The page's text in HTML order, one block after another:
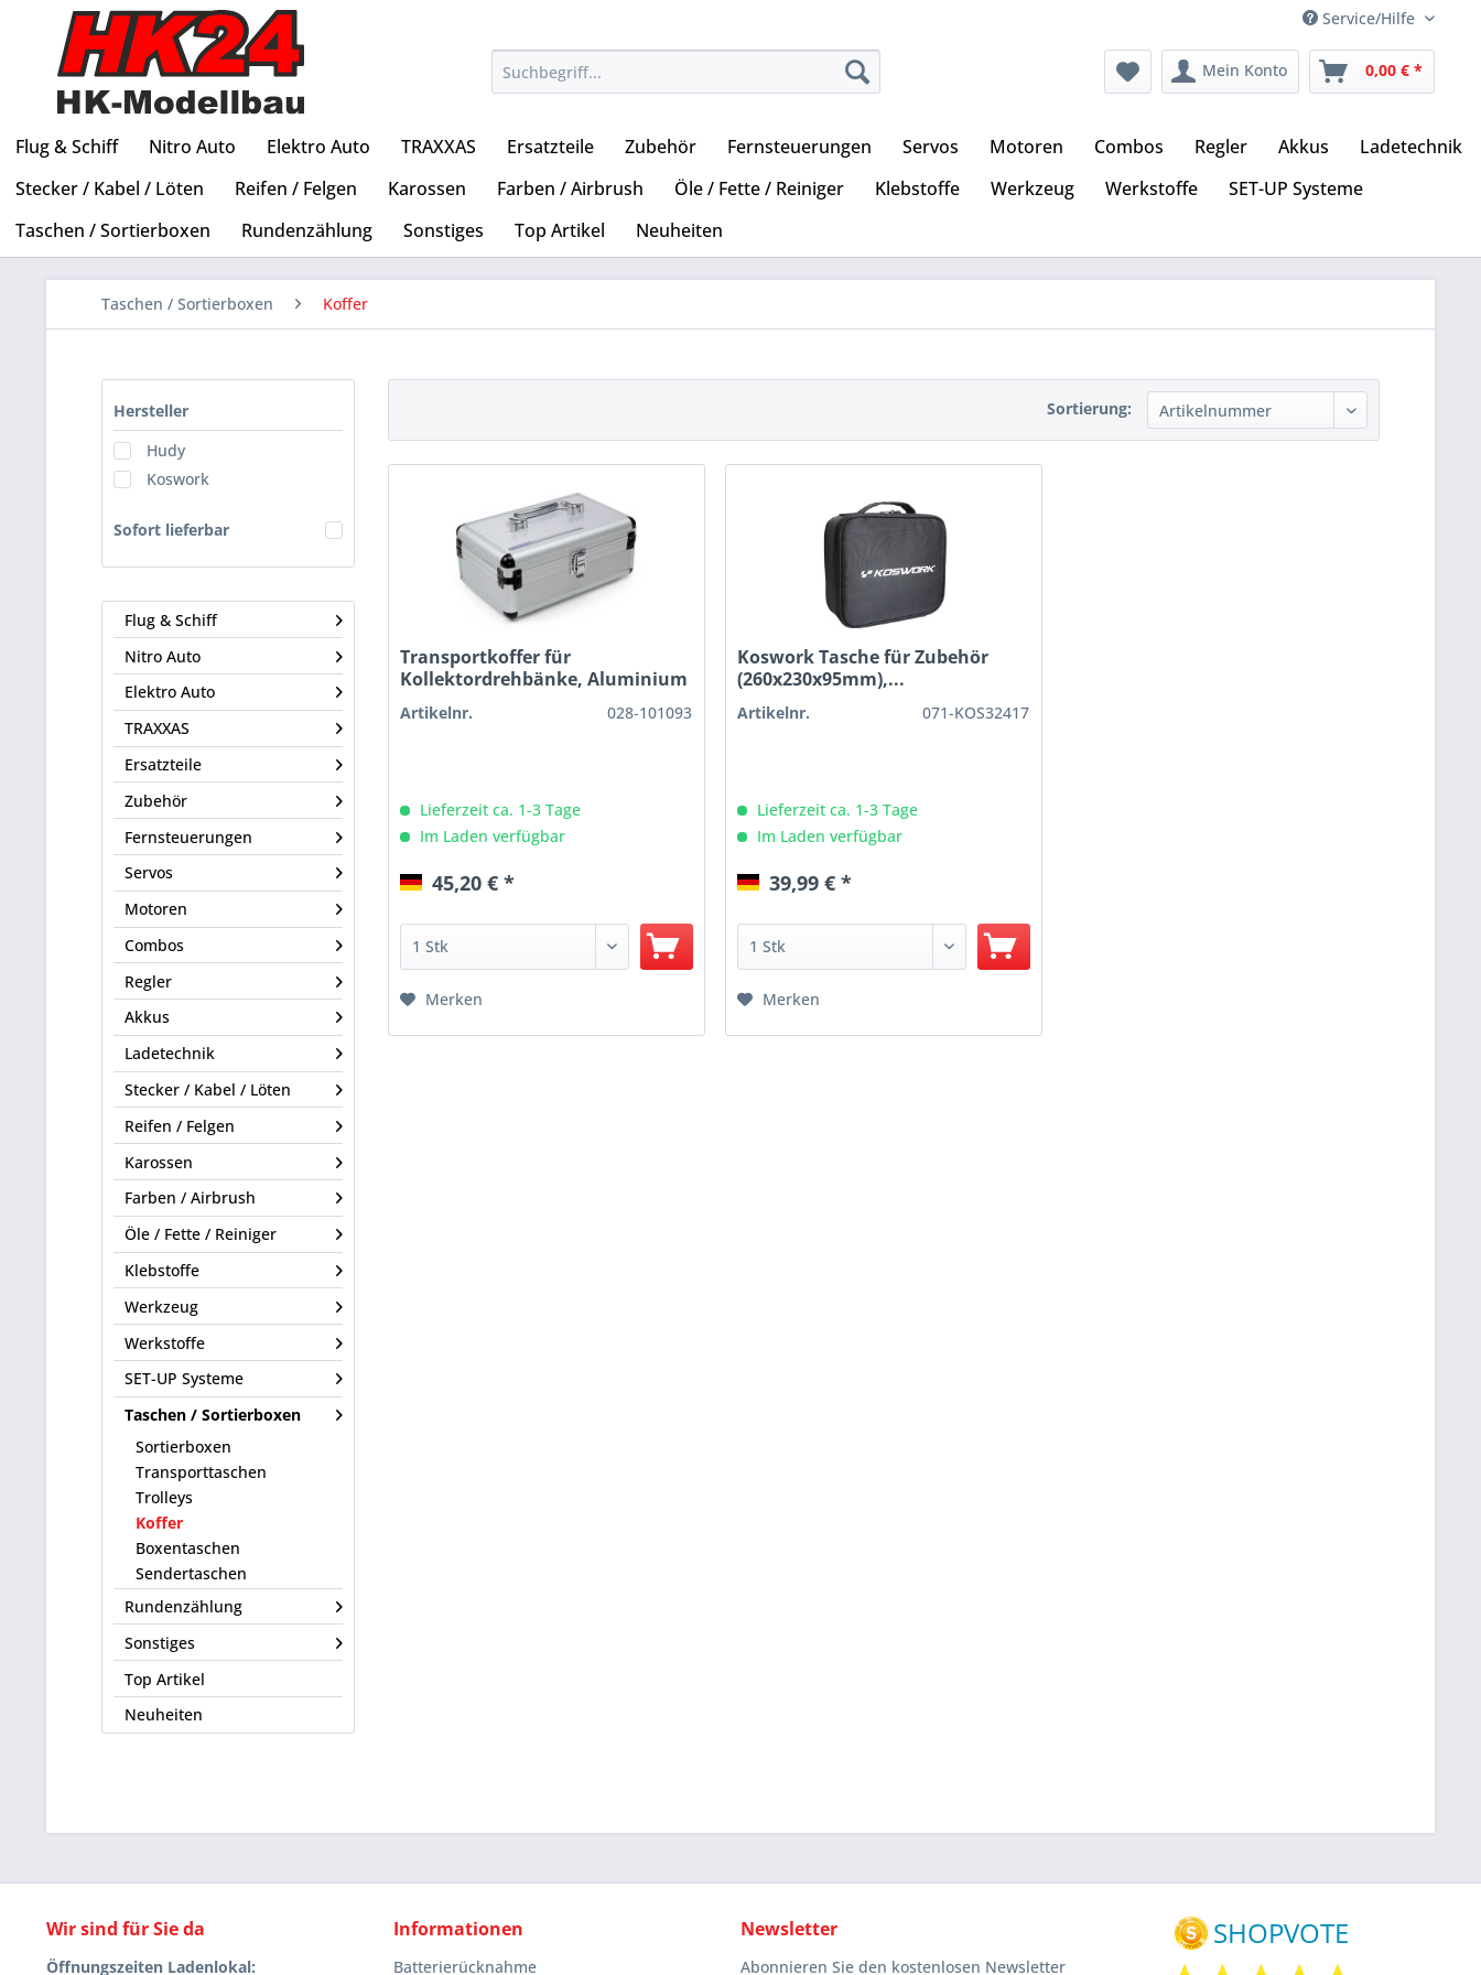
Service/Hilfe
Mein Konto 0,00 € *
Flug & Schiff Nitro Auto Elektro Auto TRAXXAS Ersatzteile Zubehör Fernsteuerungen Servos Motoren Combos Regler Akkus
Ladetechnik
Stecker / Kabel / Löten
Reifen / Felgen Karossen Farben / Airbrush Öle / Fette / Reiniger Klebstoffe Werkzeug Werkstoffe
SET-UP Systeme
Taschen / Sortierboxen
Rundenzählung Sonstiges Top Artikel Neuheiten
Taschen / Sortierboxen Koffer
Hersteller
Hudy
Koswork
Sofort lieferbar
Flug & Schiff
Nitro Auto
Elektro Auto
TRAXXAS
Ersatzteile
Zubehör
Fernsteuerungen
Servos
Motoren
Combos
Regler
Akkus
Ladetechnik
Stecker / Kabel / Löten
Reifen / Felgen
Karossen
Farben / Airbrush
Öle / Fette / Reiniger
Klebstoffe
Werkzeug
Werkstoffe
SET-UP Systeme
Taschen / Sortierboxen
Sortierboxen
Transporttaschen
Trolleys
Koffer
Boxentaschen
Sendertaschen
Rundenzählung
Sonstiges
Top Artikel
Neuheiten
Sortierung:
Transportkoffer für
Kollektordrehbänke, Aluminium
Artikelnr. 028-101093
Lieferzeit ca. 1-3 Tage
Im Laden verfügbar
45,20 € *
Merken
Koswork Tasche für Zubehör
(260x230x95mm),...
Artikelnr. 071-KOS32417
Lieferzeit ca. 1-3 Tage
Im Laden verfügbar
39,99 € *
Merken
Wir sind für Sie da
Öffnungszeiten Ladenlokal:
Informationen
Batterierücknahme
Newsletter
Abonnieren Sie den kostenlosen Newsletter